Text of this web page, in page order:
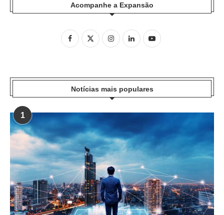
Acompanhe a Expansão
Notícias mais populares
1